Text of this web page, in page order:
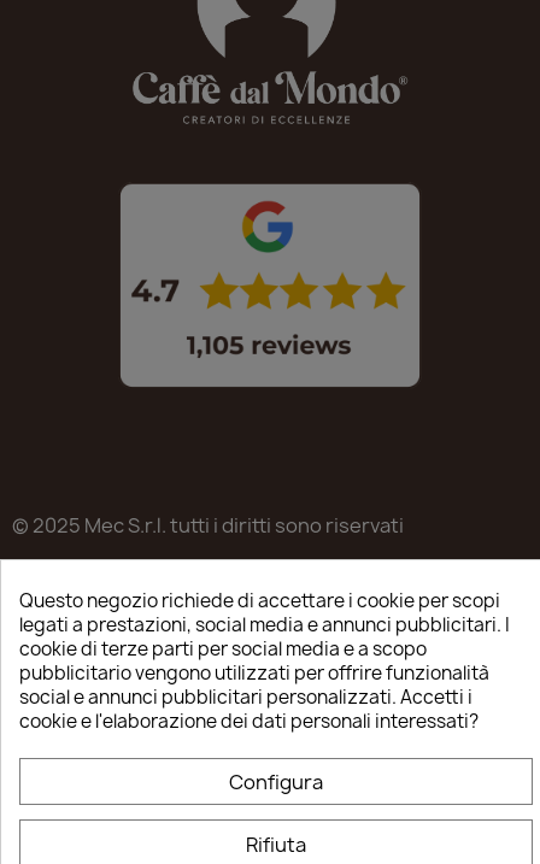
© 2025 Mec S.r.l. tutti i diritti sono riservati
Sede legale in Via Castagnari 5/A – Poncarale (BS) –
25020
P.IVA / C.F. / R.I. di Brescia n.03223310982
REA: BS-515638
Capitale sociale ver. € 35.000
Questo negozio richiede di accettare i cookie per scopi
legati a prestazioni, social media e annunci pubblicitari. I
cookie di terze parti per social media e a scopo
pubblicitario vengono utilizzati per offrire funzionalità
social e annunci pubblicitari personalizzati. Accetti i
cookie e l'elaborazione dei dati personali interessati?
Configura
Rifiuta